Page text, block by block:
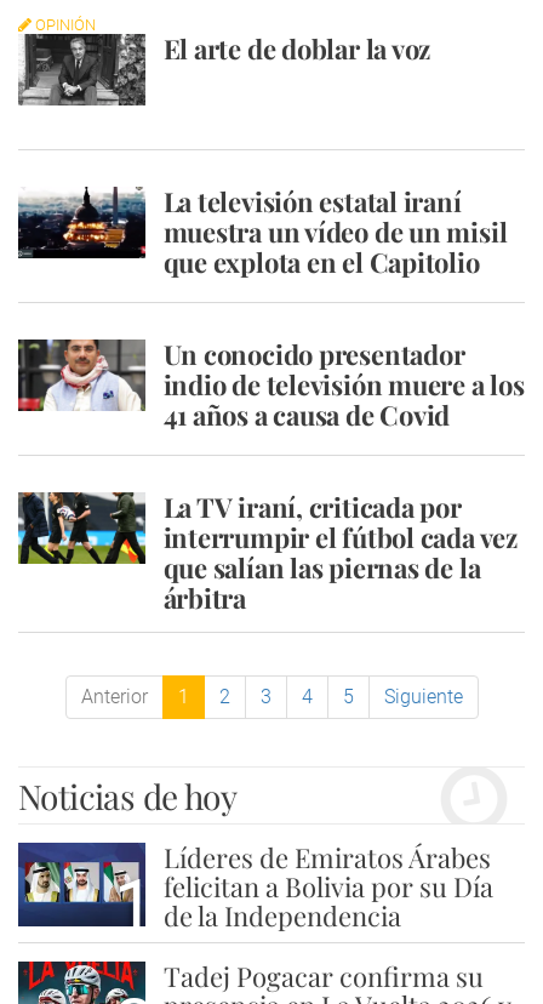
OPINIÓN
El arte de doblar la voz
La televisión estatal iraní
muestra un vídeo de un misil
que explota en el Capitolio
Un conocido presentador
indio de televisión muere a los
41 años a causa de Covid
La TV iraní, criticada por
interrumpir el fútbol cada vez
que salían las piernas de la
árbitra
Anterior 1 2 3 4 5 Siguiente
Noticias de hoy
1
Líderes de Emiratos Árabes
felicitan a Bolivia por su Día
de la Independencia
Tadej Pogacar confirma su